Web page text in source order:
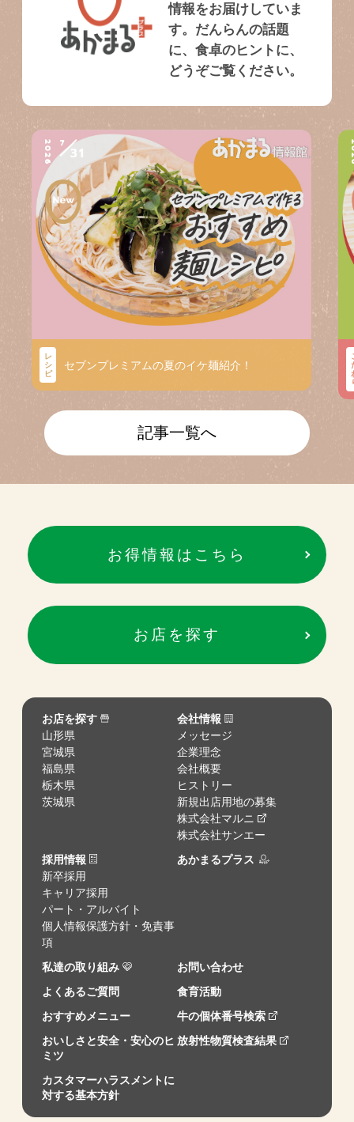
情報をお届けしていま
す。だんらんの話題
に、食卓のヒントに、
どうぞご覧ください。
2026 7
31
レ
シ
ピ
セブンプレミアムの夏のイケ麺紹介！
記事一覧へ
お得情報はこちら
お店を探す
お店を探す
山形県
宮城県
福島県
栃木県
茨城県
会社情報
メッセージ
企業理念
会社概要
ヒストリー
新規出店用地の募集
株式会社マルニ
株式会社サンエー
採用情報
新卒採用
キャリア採用
パート・アルバイト
個人情報保護方針・免責事
項
あかまるプラス
私達の取り組み
お問い合わせ
よくあるご質問
食育活動
おすすめメニュー
牛の個体番号検索
おいしさと安全・安心のヒ
ミツ
放射性物質検査結果
カスタマーハラスメントに
対する基本方針